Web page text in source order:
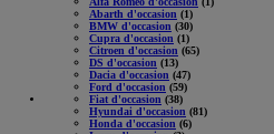
Audi d'occasion(21)
Alfa Romeo d'occasion
Abarth d'occasion(1)
BMW d'occasion(30)
Cupra d'occasion(1)
Citroen d'occasion(65)
DS d'occasion(13)
Dacia d'occasion(47)
Ford d'occasion(59)
Fiat d'occasion(38)
Hyundai d'occasion(81)